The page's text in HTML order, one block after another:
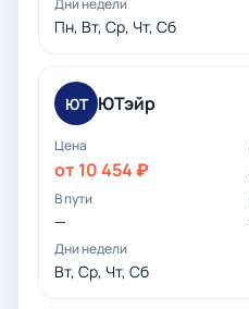
Пн, Вт, Ср, Чт, Сб
ЮТ ЮТэйр
от 10 454 ₽
—
Вт, Ср, Чт, Сб